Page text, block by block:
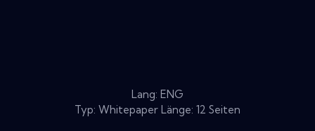
Lang: ENG
Typ: Whitepaper Länge: 12 Seiten